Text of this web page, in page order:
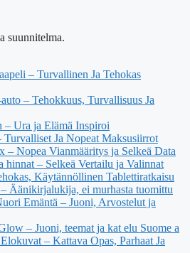
suunnitelma.
– Turvallinen Ja Tehokas
– Tehokkuus, Turvallisuus Ja
– Ura ja Elämä Inspiroi
Ja Nopeat Maksusiirrot
– Nopea Vianmääritys ja Selkeä Data
hinnat – Selkeä Vertailu ja Valinnat
Käytännöllinen Tablettiratkaisu
Äänikirjalukija, ei murhasta tuomittu
Emäntä – Juoni, Arvostelut ja
– Juoni, teemat ja kat elu Suome a
– Kattava Opas, Parhaat Ja